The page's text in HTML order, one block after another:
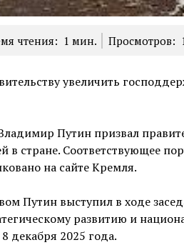
чтения: 1 мин. Просмотров:
увеличить
Путин призвал
в стране. Соответствующее
на сайте Кремля.
Путин выступил в ходе
развитию и
декабря 2025 года.